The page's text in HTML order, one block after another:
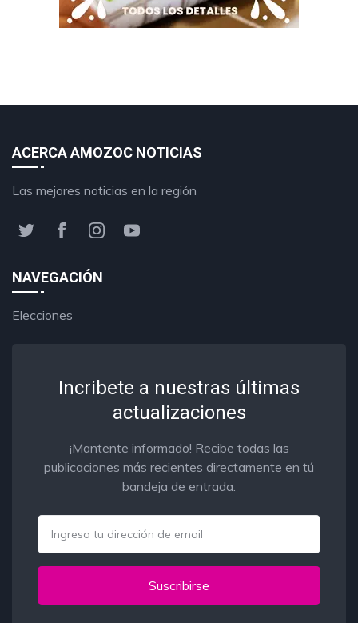
ACERCA AMOZOC NOTICIAS
Las mejores noticias en la región
NAVEGACIÓN
Elecciones
Incribete a nuestras últimas
actualizaciones
¡Mantente informado! Recibe todas las
publicaciones más recientes directamente en tú
bandeja de entrada.
Suscribirse